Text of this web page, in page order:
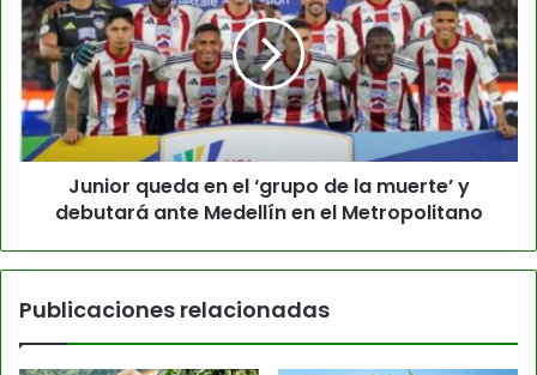
Junior queda en el ‘grupo de la muerte’ y
debutará ante Medellín en el Metropolitano
Publicaciones relacionadas